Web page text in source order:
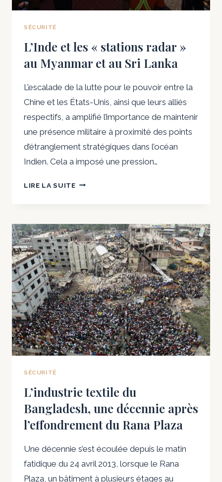
SÉCURITÉ
L’Inde et les « stations radar »
au Myanmar et au Sri Lanka
L’escalade de la lutte pour le pouvoir entre la
Chine et les États-Unis, ainsi que leurs alliés
respectifs, a amplifié l’importance de maintenir
une présence militaire à proximité des points
d’étranglement stratégiques dans l’océan
Indien. Cela a imposé une pression…
LIRE LA SUITEL’INDE
RADAR »
AU
MYANMAR
ET
AU
SRI
LANKA
SÉCURITÉ
L’industrie textile du
Bangladesh, une décennie après
l’effondrement du Rana Plaza
Une décennie s’est écoulée depuis le matin
fatidique du 24 avril 2013, lorsque le Rana
Plaza, un bâtiment à plusieurs étages au